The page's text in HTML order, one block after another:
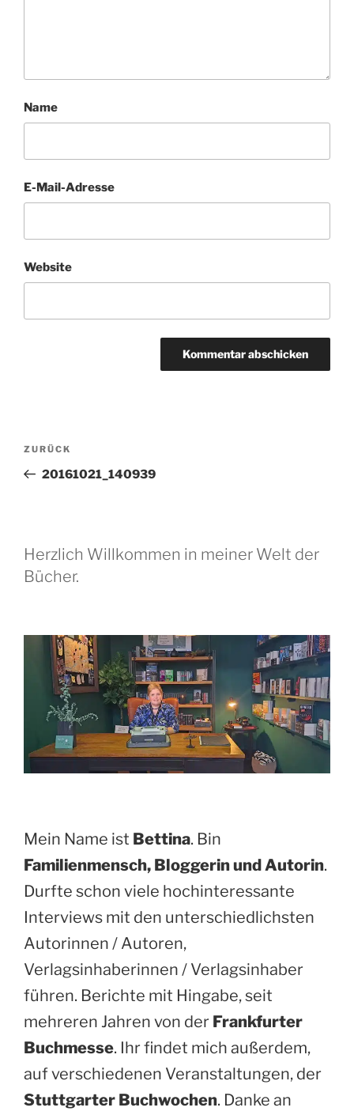
Name
E-Mail-Adresse
Website
Beitragsnavigation
Vorheriger
Beitrag
ZURÜCK
20161021_140939
Herzlich Willkommen in meiner Welt der
Bücher.
Mein Name ist Bettina. Bin
Familienmensch, Bloggerin und Autorin.
Durfte schon viele hochinteressante
Interviews mit den unterschiedlichsten
Autorinnen / Autoren,
Verlagsinhaberinnen / Verlagsinhaber
führen. Berichte mit Hingabe, seit
mehreren Jahren von der Frankfurter
Buchmesse. Ihr findet mich außerdem,
auf verschiedenen Veranstaltungen, der
Stuttgarter Buchwochen. Danke an